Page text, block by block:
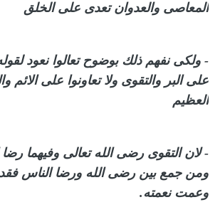
المعاصى والعدوان تعدى على الخلق
- ولكى نفهم ذلك بوضوح تعالوا نعود لقوله
على البر والتقوى ولا تعاونوا على الائم
العظيم
- لان التقوى رضى الله تعالى وفيهما رضا
ومن جمع بين رضى الله ورضا الناس
وعمت نعمته.